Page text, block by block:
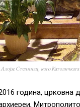
Степинац, кого Католичката
година, црковна
архиереи,